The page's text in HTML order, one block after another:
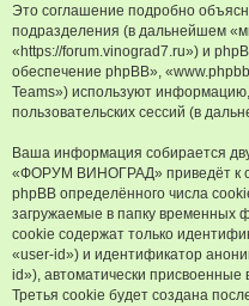
Это соглашение подробно
подразделения (в дальнейшем
«https://forum.vinograd7.ru») и
обеспечение phpBB»,
Teams») используют
пользовательских сессий (в
Ваша информация собирается
«ФОРУМ ВИНОГРАД» приведёт к
phpBB определённого числа
загружаемые в папку временных
cookie содержат только
«user-id») и идентификатор
id»), автоматически
Третья cookie будет создана